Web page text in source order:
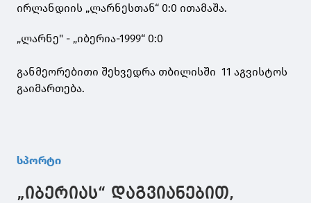
ირლანდიის „ლარნესთან“ 0:0 ითამაშა.
„ლარნე" - „იბერია-1999“ 0:0
განმეორებითი შეხვედრა თბილისში 11 აგვისტოს
გაიმართება.
სპორტი
„იბერიას“ დაგვიანებით,